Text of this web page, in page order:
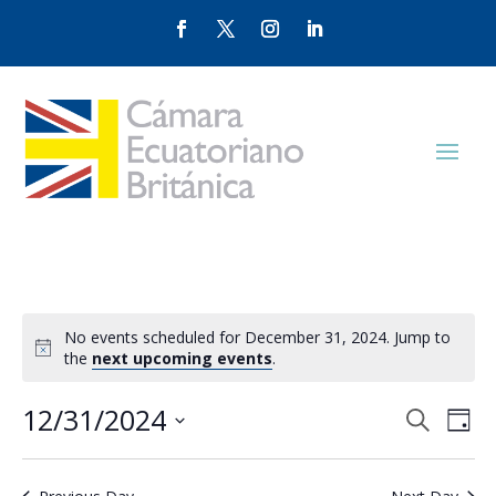
No events scheduled for December 31, 2024. Jump to
the next upcoming events.
Events
Search
Day
12/31/2024